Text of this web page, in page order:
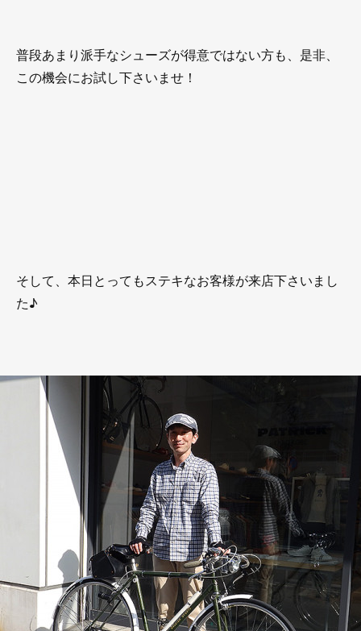
普段あまり派手なシューズが得意ではない方も、是非、
この機会にお試し下さいませ！
そして、本日とってもステキなお客様が来店下さいまし
た♪